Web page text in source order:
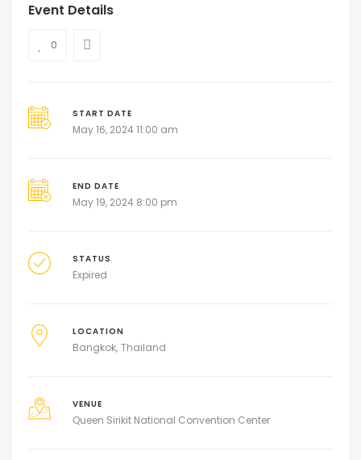
Event Details
0
START DATE
May 16, 2024 11:00 am
END DATE
May 19, 2024 8:00 pm
STATUS
Expired
LOCATION
Bangkok Thailand
VENUE
Queen Sirikit National Convention Center